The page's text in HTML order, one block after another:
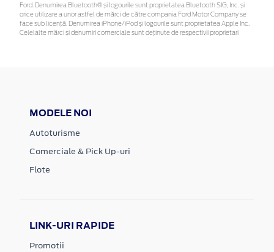
Ford. Denumirea Bluetooth® și logourile sunt proprietatea Bluetooth SIG, Inc. și
orice utilizare a unor astfel de mărci de către compania Ford Motor Company se
face sub licență. Denumirea iPhone/iPod și logourile sunt proprietatea Apple Inc.
Celelalte mărci și denumiri comerciale sunt deținute de respectivii proprietari
MODELE NOI
Autoturisme
Comerciale & Pick Up-uri
Flote
LINK-URI RAPIDE
Promotii